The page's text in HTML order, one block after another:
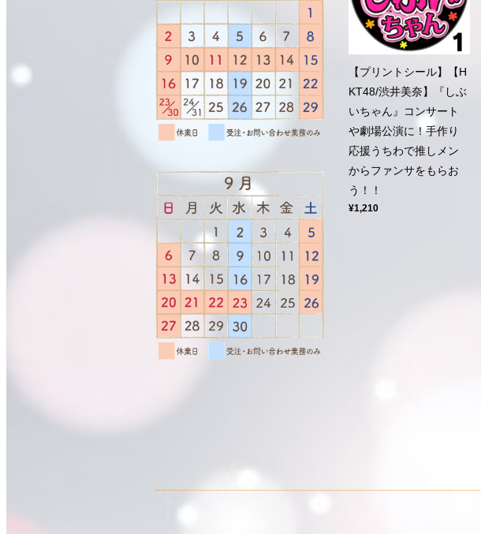
【プリントシール】【H
KT48/渋井美奈】『しぶ
いちゃん』コンサート
や劇場公演に！手作り
応援うちわで推しメン
からファンサをもらお
う！！
¥1,210